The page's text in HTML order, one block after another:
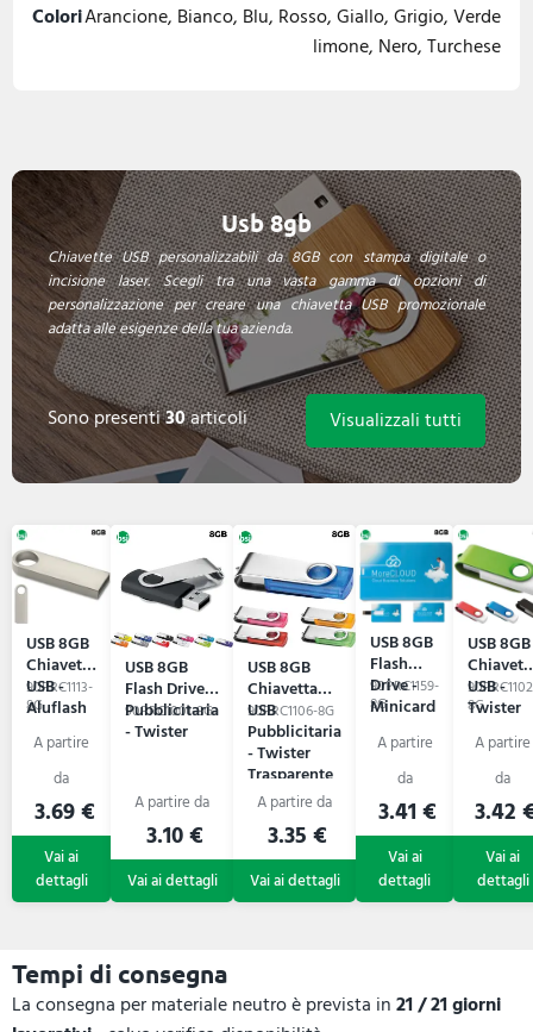
ColoriArancione, Bianco, Blu, Rosso, Giallo, Grigio, Verde
limone, Nero, Turchese
Usb 8gb
Chiavette USB personalizzabili da 8GB con stampa digitale o
incisione laser. Scegli tra una vasta gamma di opzioni di
personalizzazione per creare una chiavetta USB promozionale
adatta alle esigenze della tua azienda.
Sono presenti30articoli Visualizzali tutti
USB 8GB
Chiavetta
USB -
Aluflash
Roundy
90PRC1113-
8G
3.69 €
USB 8GB
Flash Drive
Pubblicitaria
- Twister
90PRC1001-8G
3.10 €
USB 8GB
Chiavetta
USB
Pubblicitaria
- Twister
Trasparente
90PRC1106-8G
3.35 €
USB 8GB
Flash
Drive -
Minicard
90PRC1159-
8G
3.41 €
USB 8GB
USB -
Twister
Morbida
8G
3.42
Tempi di consegna
La consegna per materiale neutro è prevista in21 / 21 giorni